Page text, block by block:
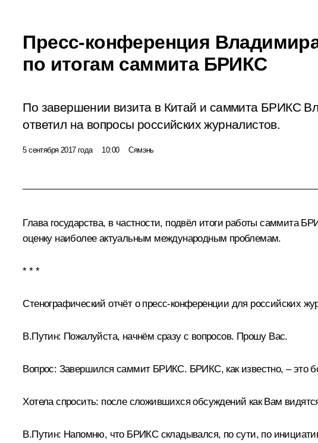
Пресс-конференция
по итогам саммита БРИКС
По завершении визита в Китай и саммита БРИКС
ответил на вопросы российских журналистов.
5 сентября 2017 года 10:00 Сямэнь
Глава государства, в частности, подвёл итоги работы саммита
оценку наиболее актуальным международным проблемам.
* * *
Стенографический отчёт о пресс-конференции для российских
В.Путин: Пожалуйста, начнём сразу с вопросов. Прошу Вас.
Вопрос: Завершился саммит БРИКС. БРИКС, как известно, – это
Хотела спросить: после сложившихся обсуждений как Вам
В.Путин: Напомню, что БРИКС складывался, по сути, по